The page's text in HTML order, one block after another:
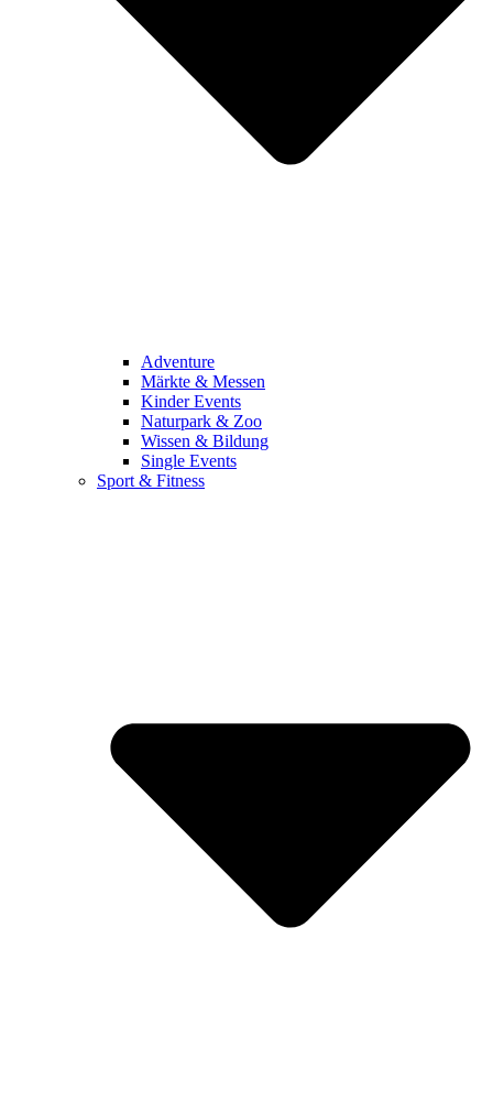
Adventure
Märkte & Messen
Kinder Events
Naturpark & Zoo
Wissen & Bildung
Single Events
Sport & Fitness